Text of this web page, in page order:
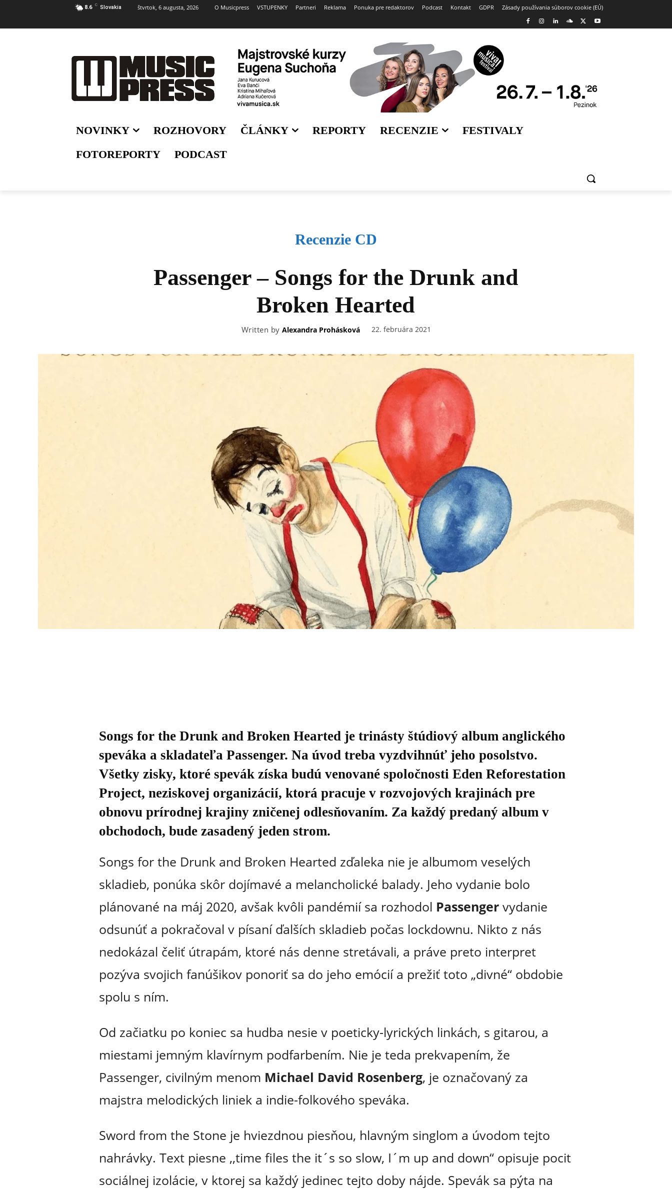
8.6 C Slovakia štvrtok, 6 augusta, 2026 O Musicpress VSTUPENKY Partneri Reklama Ponuka pre redaktorov Podcast Kontakt GDPR Zásady používania súborov cookie (EÚ)
NOVINKY ROZHOVORY ČLÁNKY REPORTY RECENZIE
FESTIVALY
FOTOREPORTY
PODCAST
Recenzie CD
Passenger – Songs for the Drunk and
Broken Hearted
Written by Alexandra Prohásková 22. februára 2021
Songs for the Drunk and Broken Hearted je trinásty štúdiový album anglického
speváka a skladateľa Passenger. Na úvod treba vyzdvihnúť jeho posolstvo.
Všetky zisky, ktoré spevák získa budú venované spoločnosti Eden Reforestation
Project, neziskovej organizácií, ktorá pracuje v rozvojových krajinách pre
obnovu prírodnej krajiny zničenej odlesňovaním. Za každý predaný album v
obchodoch, bude zasadený jeden strom.
Songs for the Drunk and Broken Hearted zďaleka nie je albumom veselých
skladieb, ponúka skôr dojímavé a melancholické balady. Jeho vydanie bolo
plánované na máj 2020, avšak kvôli pandémií sa rozhodol Passenger vydanie
odsunúť a pokračoval v písaní ďalších skladieb počas lockdownu. Nikto z nás
nedokázal čeliť útrapám, ktoré nás denne stretávali, a práve preto interpret
pozýva svojich fanúšikov ponoriť sa do jeho emócií a prežiť toto „divné“ obdobie
spolu s ním.
Od začiatku po koniec sa hudba nesie v poeticky-lyrických linkách, s gitarou, a
miestami jemným klavírnym podfarbením. Nie je teda prekvapením, že
Passenger, civilným menom Michael David Rosenberg, je označovaný za
majstra melodických liniek a indie-folkového speváka.
Sword from the Stone je hviezdnou piesňou, hlavným singlom a úvodom tejto
nahrávky. Text piesne ,,time files the it´s so slow, I´m up and down“ opisuje pocit
sociálnej izolácie, v ktorej sa každý jedinec tejto doby nájde. Spevák sa pýta na